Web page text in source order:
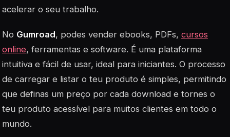
acelerar o seu trabalho.
No Gumroad, podes vender ebooks, PDFs, cursos
online, ferramentas e software. É uma plataforma
intuitiva e fácil de usar, ideal para iniciantes. O processo
de carregar e listar o teu produto é simples, permitindo
que definas um preço por cada download e tornes o
teu produto acessível para muitos clientes em todo o
mundo.